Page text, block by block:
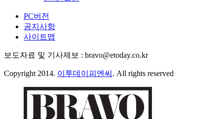
PC버전
공지사항
사이트맵
보도자료 및 기사제보 : bravo@etoday.co.kr
Copyright 2014. 이투데이피엔씨 . All rights reserved